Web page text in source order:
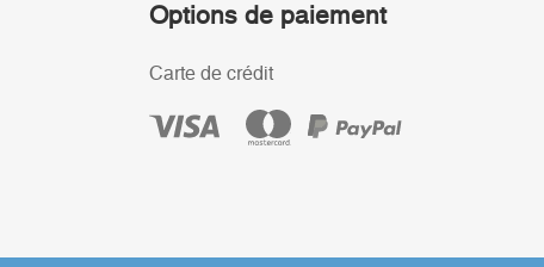
Options de paiement
Carte de crédit